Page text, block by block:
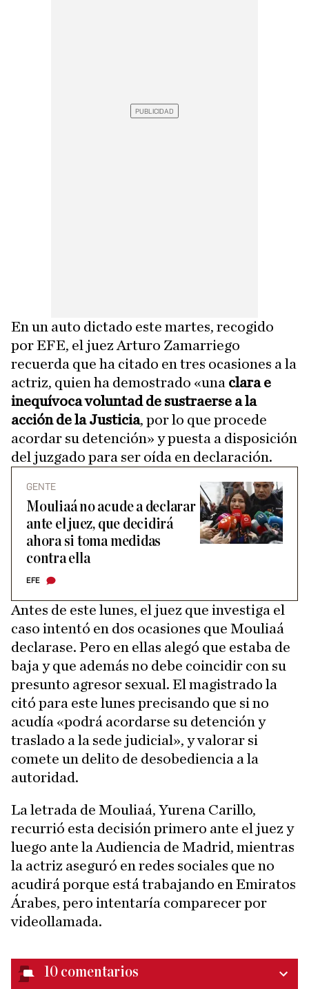
En un auto dictado este martes, recogido
por EFE, el juez Arturo Zamarriego
recuerda que ha citado en tres ocasiones a la
actriz, quien ha demostrado «una clara e
inequívoca voluntad de sustraerse a la
acción de la Justicia, por lo que procede
acordar su detención» y puesta a disposición
del juzgado para ser oída en declaración.
GENTE
Mouliaá no acude a declarar
ante el juez, que decidirá
ahora si toma medidas
contra ella
EFE
Antes de este lunes, el juez que investiga el
caso intentó en dos ocasiones que Mouliaá
declarase. Pero en ellas alegó que estaba de
baja y que además no debe coincidir con su
presunto agresor sexual. El magistrado la
citó para este lunes precisando que si no
acudía «podrá acordarse su detención y
traslado a la sede judicial», y valorar si
comete un delito de desobediencia a la
autoridad.
La letrada de Mouliaá, Yurena Carillo,
recurrió esta decisión primero ante el juez y
luego ante la Audiencia de Madrid, mientras
la actriz aseguró en redes sociales que no
acudirá porque está trabajando en Emiratos
Árabes, pero intentaría comparecer por
videollamada.
10 comentarios